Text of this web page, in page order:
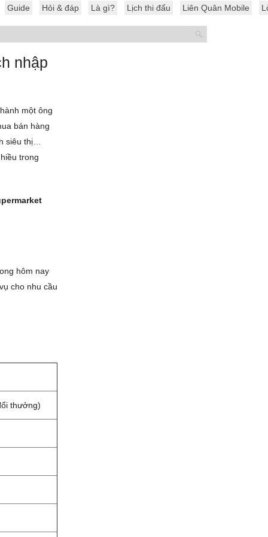
Guide Hỏi & đáp Là gì? Lịch thi đấu Liên Quân Mobile
nhập
một ông
bán hàng
siêu thị…
trong
hôm nay
cho nhu cầu
thưởng)